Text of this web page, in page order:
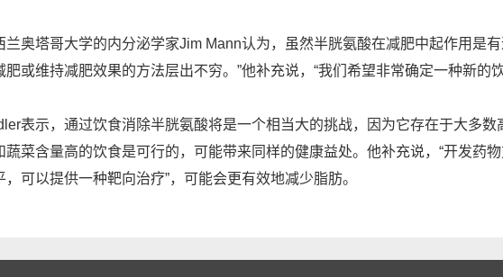
兰奥塔哥大学的内分泌学家Jim Mann认为，虽然半胱氨酸在减肥中起作用是
肥或维持减肥效果的方法层出不穷。”他补充说，“我们希望非常确定一种新的
表示，通过饮食消除半胱氨酸将是一个相当大的挑战，因为它存在于大多
蔬菜含量高的饮食是可行的，可能带来同样的健康益处。他补充说，“开发药
，可以提供一种靶向治疗”，可能会更有效地减少脂肪。